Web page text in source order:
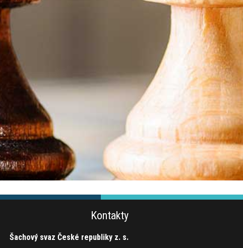
Kontakty
Šachový svaz České republiky z. s.